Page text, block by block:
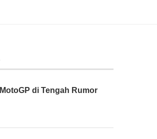
di Tengah Rumor